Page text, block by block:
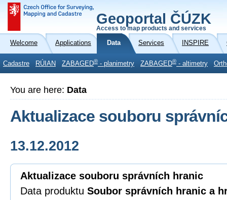
Geoportal ČÚZK
Access to map products and services
Welcome Applications Data Services INSPIRE
Cadastre RÚIAN ZABAGED® - planimetry ZABAGED® - altimetry
You are here: Data
Aktualizace souboru
13.12.2012
Aktualizace souboru správních hranic
Data produktu Soubor správních hranic a